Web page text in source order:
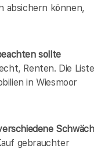
absichern können,
sollte
Renten. Die Liste
in Wiesmoor
gebrauchter